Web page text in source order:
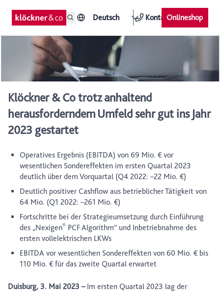
Deutsch KontaktOnlineshop
Klöckner & Co trotz anhaltend
herausforderndem Umfeld sehr gut ins Jahr
2023 gestartet
Operatives Ergebnis (EBITDA) von 69 Mio. € vor
wesentlichen Sondereffekten im ersten Quartal 2023
deutlich über dem Vorquartal (Q4 2022: –22 Mio. €)
Deutlich positiver Cashflow aus betrieblicher Tätigkeit von
64 Mio. (Q1 2022: –261 Mio. €)
Fortschritte bei der Strategieumsetzung durch Einführung
des „Nexigen® PCF Algorithm“ und Inbetriebnahme des
ersten vollelektrischen LKWs
EBITDA vor wesentlichen Sondereffekten von 60 Mio. € bis
110 Mio. € für das zweite Quartal erwartet
Duisburg, 3. Mai 2023 –Im ersten Quartal 2023 lag der